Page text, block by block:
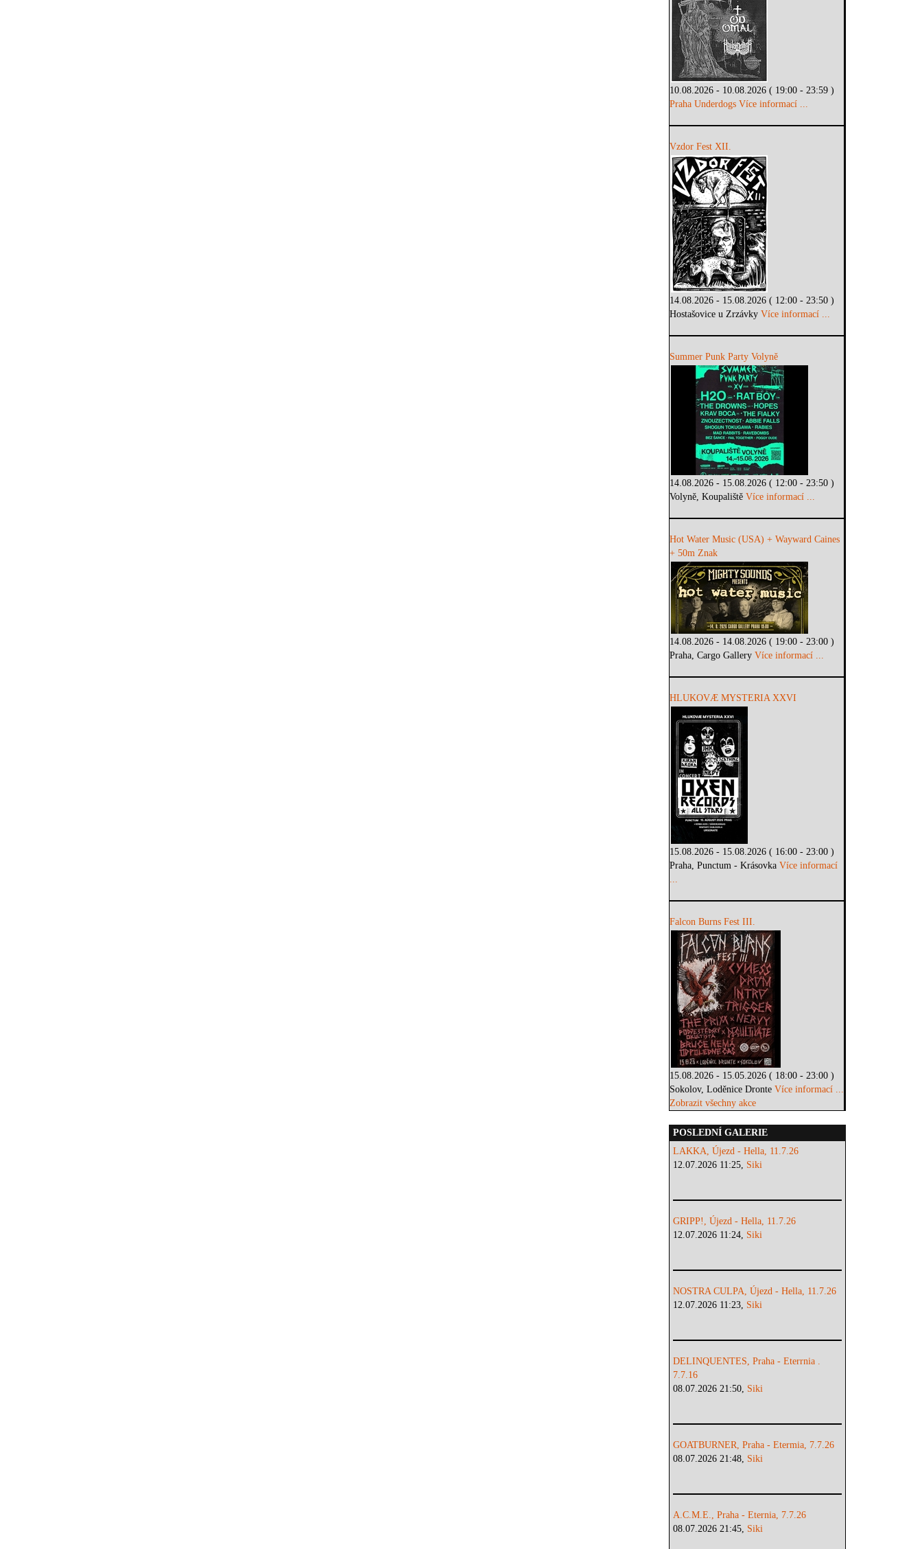
10.08.2026 - 10.08.2026 ( 19:00 - 23:59 )
Praha Underdogs Více informací ...
Vzdor Fest XII.
14.08.2026 - 15.08.2026 ( 12:00 - 23:50 )
Hostašovice u ZrzávkyVíce informací ...
Summer Punk Party Volyně
14.08.2026 - 15.08.2026 ( 12:00 - 23:50 )
Volyně, KoupalištěVíce informací ...
Hot Water Music (USA) + Wayward Caines
+ 50m Znak
14.08.2026 - 14.08.2026 ( 19:00 - 23:00 )
Praha, Cargo GalleryVíce informací ...
HLUKOVÆ MYSTERIA XXVI
15.08.2026 - 15.08.2026 ( 16:00 - 23:00 )
Praha, Punctum - KrásovkaVíce informací
...
Falcon Burns Fest III.
15.08.2026 - 15.05.2026 ( 18:00 - 23:00 )
Sokolov, Loděnice DronteVíce informací ...
Zobrazit všechny akce
POSLEDNÍ GALERIE
LAKKA, Újezd - Hella, 11.7.26
12.07.2026 11:25, Siki
GRIPP!, Újezd - Hella, 11.7.26
12.07.2026 11:24, Siki
NOSTRA CULPA, Újezd - Hella, 11.7.26
12.07.2026 11:23, Siki
DELINQUENTES, Praha - Eterrnia .
7.7.16
08.07.2026 21:50, Siki
GOATBURNER, Praha - Etermia, 7.7.26
08.07.2026 21:48, Siki
A.C.M.E., Praha - Eternia, 7.7.26
08.07.2026 21:45, Siki